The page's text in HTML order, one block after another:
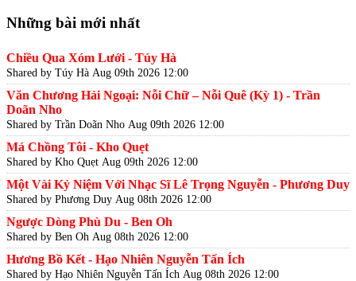
Những bài mới nhất
Chiều Qua Xóm Lưới - Túy Hà
Shared by Túy Hà Aug 09th 2026 12:00
Văn Chương Hải Ngoại: Nỗi Chữ – Nỗi Quê (Kỳ 1) - Trần
Doãn Nho
Shared by Trần Doãn Nho Aug 09th 2026 12:00
Má Chồng Tôi - Kho Quẹt
Shared by Kho Quẹt Aug 09th 2026 12:00
Một Vài Kỷ Niệm Với Nhạc Sĩ Lê Trọng Nguyễn - Phương Duy
Shared by Phương Duy Aug 08th 2026 12:00
Ngược Dòng Phù Du - Ben Oh
Shared by Ben Oh Aug 08th 2026 12:00
Hương Bồ Kết - Hạo Nhiên Nguyễn Tấn Ích
Shared by Hạo Nhiên Nguyễn Tấn Ích Aug 08th 2026 12:00